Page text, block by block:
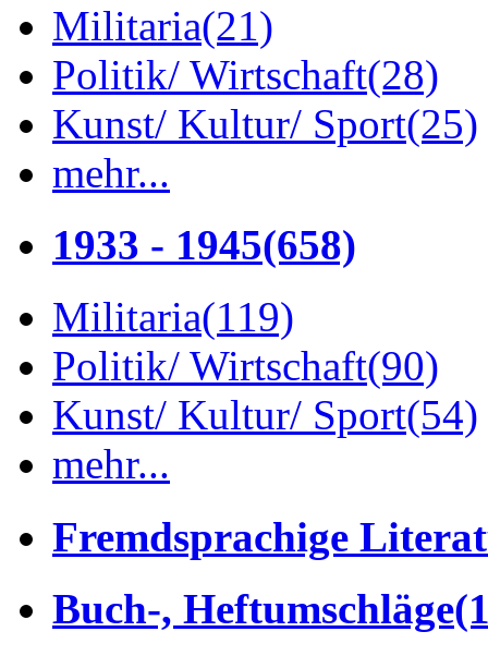
Militaria(21)
Politik/ Wirtschaft(28)
Kunst/ Kultur/ Sport(25)
mehr...
1933 - 1945(658)
Militaria(119)
Politik/ Wirtschaft(90)
Kunst/ Kultur/ Sport(54)
mehr...
Fremdsprachige
Buch-, Heftumschläge